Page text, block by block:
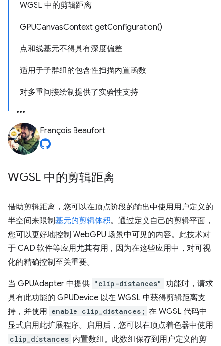
WGSL 中的剪辑距离
GPUCanvasContext getConfiguration()
点和线基元不得具有深度偏差
适用于子群组的包含性扫描内置函数
对多重间接绘制提供了实验性支持
François Beaufort
WGSL 中的剪辑距离
借助剪辑距离，您可以在顶点阶段的输出中使用用户定义的
半空间来限制基元的剪辑体积。通过定义自己的剪辑平面，
您可以更好地控制 WebGPU 场景中可见的内容。此技术对
于 CAD 软件等应用尤其有用，因为在这些应用中，对可视
化的精确控制至关重要。
当 GPUAdapter 中提供 "clip-distances" 功能时，请求
具有此功能的 GPUDevice 以在 WGSL 中获得剪辑距离支
持，并使用 enable clip_distances; 在 WGSL 代码中
显式启用此扩展程序。启用后，您可以在顶点着色器中使用
clip_distances 内置数组。此数组保存到用户定义的剪